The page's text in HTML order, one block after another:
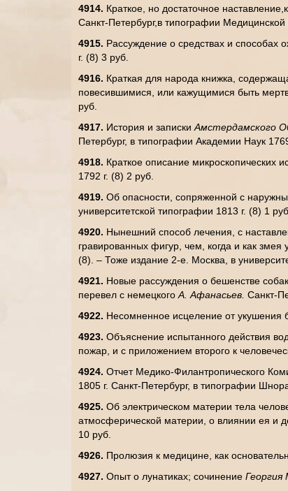
4914. Краткое, но достаточное
Санкт-Петербург,в типографии Медицинской
4915. Рассуждение о средствах и способах
г. (8) 3 руб.
4916. Краткая для народа книжка,
повесившимися, или кажущимися быть
руб.
4917. История и записки Амстердамского
Петербург, в типографии Академии Наук
4918. Краткое описание микроскопических
1792 г. (8) 2 руб.
4919. Об опасности, сопряженной с
университетской типографии 1813 г. (8) 1
4920. Нынешний способ лечения, с
гравированных фигур, чем, когда и как змея
(8). – Тоже издание 2-е. Москва, в
4921. Новые рассуждения о бешенстве
перевел с немецкого А. Афанасьев. Санкт-
4922. Несомненное исцеление от укушения
4923. Объяснение испытанного действия
пожар, и с приложением второго к
4924. Отчет Медико-Филантропического
1805 г. Санкт-Петербург, в типографии
4925. Об электрическом материи тела
атмосферической материи, о влиянии ея и
10 руб.
4926. Пролюзия к медицине, как
4927. Опыт о лунатиках; сочинение Георгия